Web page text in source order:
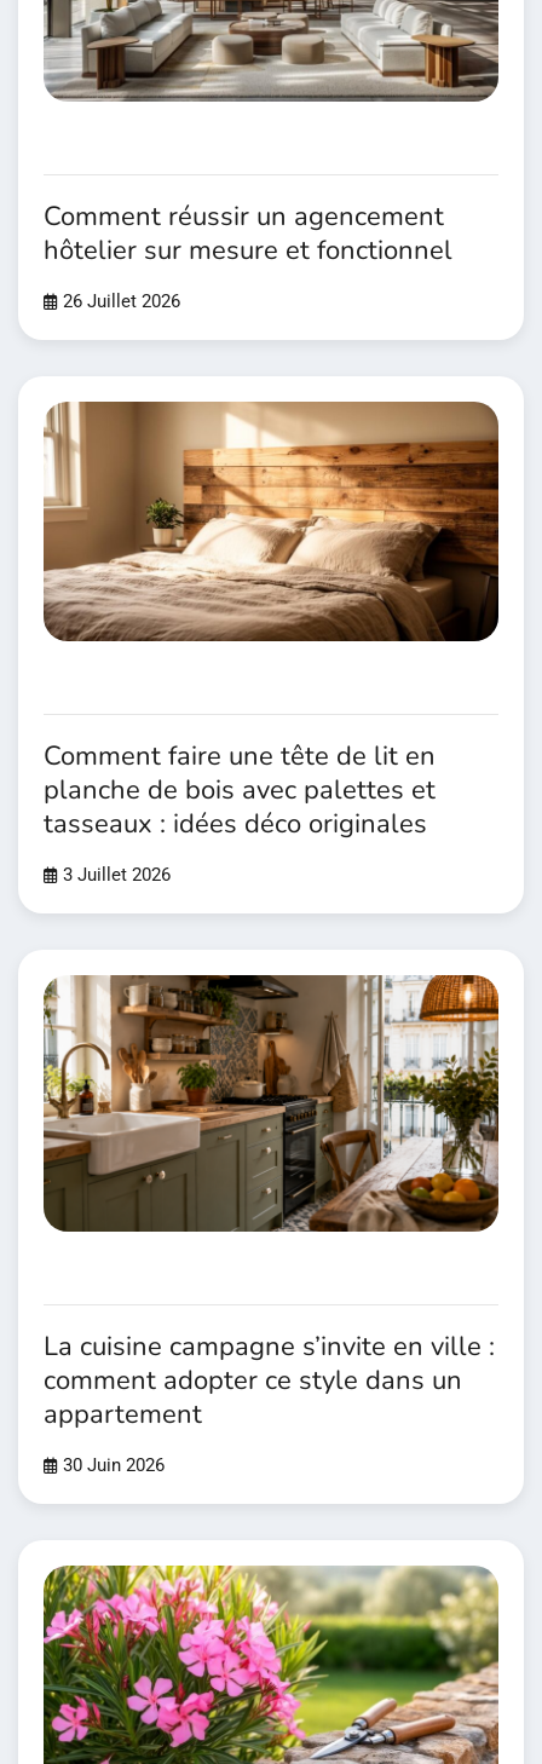
Comment réussir un agencement
hôtelier sur mesure et fonctionnel
26 Juillet 2026
Comment faire une tête de lit en
planche de bois avec palettes et
tasseaux : idées déco originales
3 Juillet 2026
La cuisine campagne s’invite en ville :
comment adopter ce style dans un
appartement
30 Juin 2026